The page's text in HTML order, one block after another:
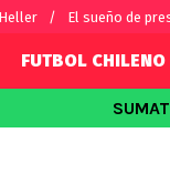
El sueño de
FUTBOL CHILENO